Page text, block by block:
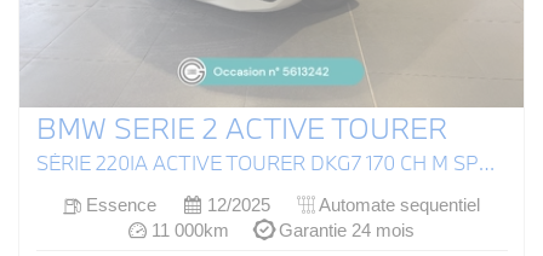
BMW SERIE 2 ACTIVE TOURER
SÉRIE 220IA ACTIVE TOURER DKG7 170 CH M SPORT (U06)
Essence 12/2025
Automate sequentiel
11 000km
Garantie 24 mois